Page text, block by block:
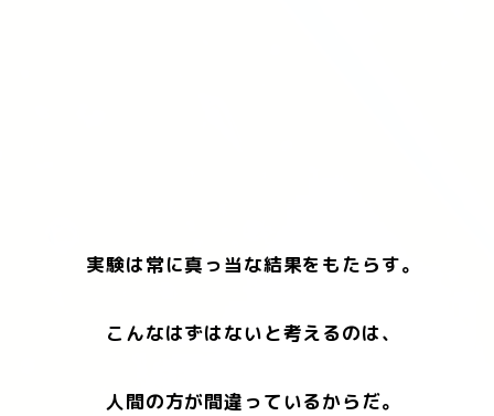
実験は常に真っ当な結果をもたらす。
こんなはずはないと考えるのは、
人間の方が間違っているからだ。